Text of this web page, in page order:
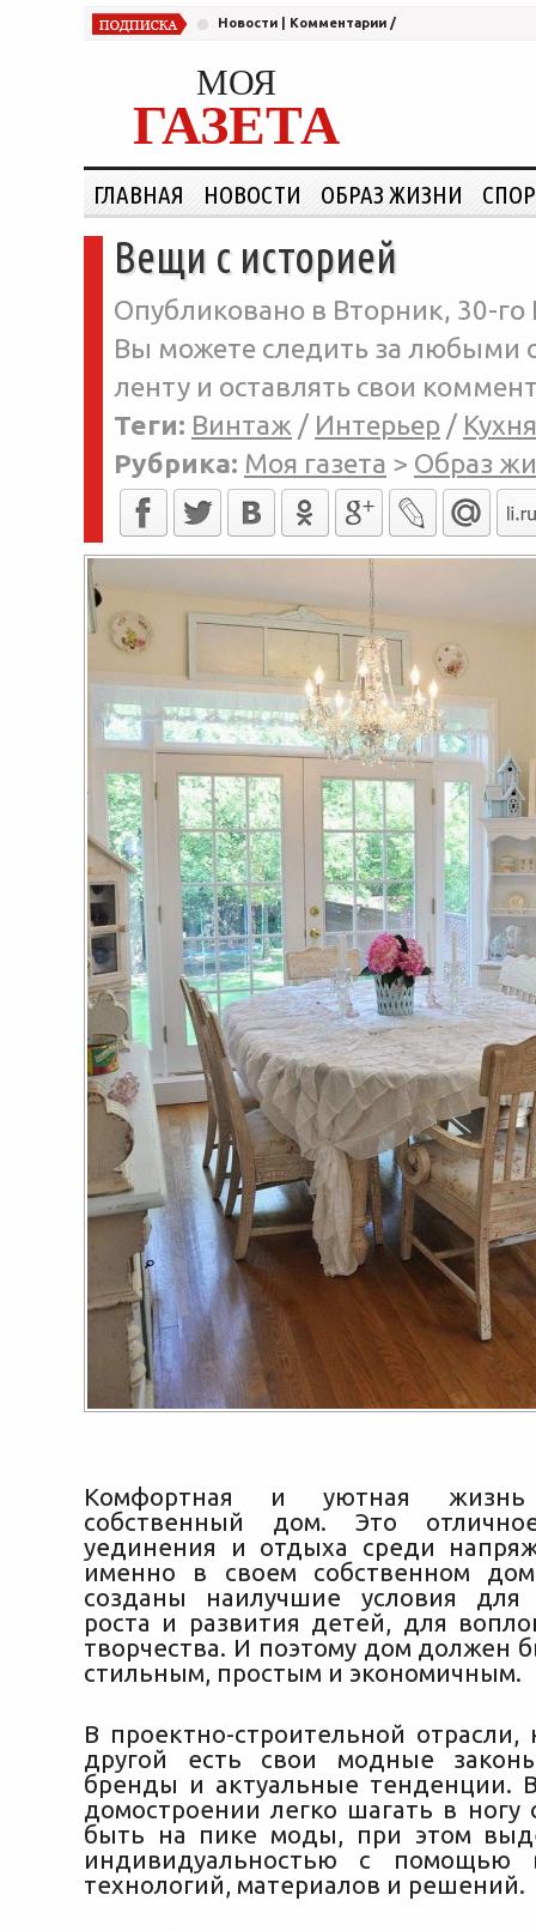
Новости Комментарии /
МОЯ
ГАЗЕТА
ГЛАВНАЯ НОВОСТИ ОБРАЗ ЖИЗНИ
Вещи с историей
Опубликовано в Вторник, 30-
Вы можете следить за любыми
ленту и оставлять свои
Теги: Винтаж / Интерьер / Кухня
Рубрика: Моя газета > Образ
Комфортная и уютная
собственный дом. Это
уединения и отдыха среди
именно в своем собственном
созданы наилучшие условия для
роста и развития детей, для
творчества. И поэтому дом должен
стильным, простым и экономичным.
В проектно-строительной
другой есть свои модные
бренды и актуальные тенденции.
домостроении легко шагать в
быть на пике моды, при этом
индивидуальностью с помощью
технологий, материалов и решений.